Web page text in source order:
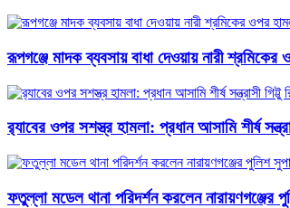
রূপগঞ্জে মাদক ব্যবসায় বাধা দেওয়ায় নারী
র‍্যাবের ওপর সশস্ত্র হামলা: প্রধান আসামি শীর্ষ
ফতুল্লা মডেল থানা পরিদর্শন করলেন নারায়ণগঞ্জের